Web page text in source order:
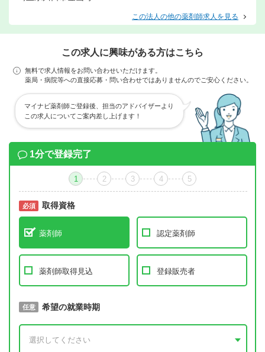
この法人の他の薬剤師求人を見る
この求人に興味がある方はこちら
無料で求人情報をお問い合わせいただけます。
薬局・病院等への直接応募・問い合わせではありませんのでご安心ください。
マイナビ薬剤師ご登録後、担当のアドバイザーより
この求人についてご案内差し上げます！
1分で登録完了
1 2 3 4 5
必須 取得資格
薬剤師 認定薬剤師
薬剤師取得見込 登録販売者
必須 取得予定年
任意 希望の就業時期